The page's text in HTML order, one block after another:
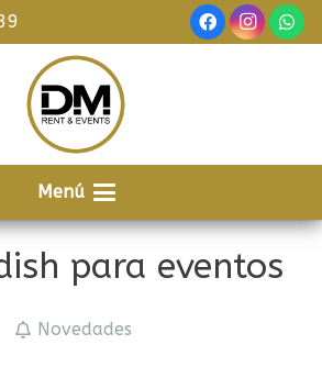
Menú
para eventos
Novedades